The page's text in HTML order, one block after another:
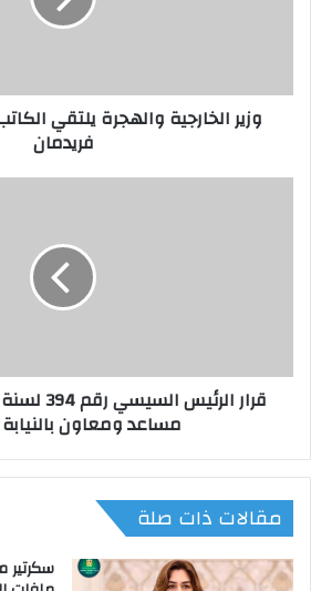
ر
ا
ا
ت
ب
وزير الخارجية والهجرة يلتقي
فريدمان
ي
س
ي
ر
ق
مساعد ومعاون
مقالات ذات صلة
سكرتير